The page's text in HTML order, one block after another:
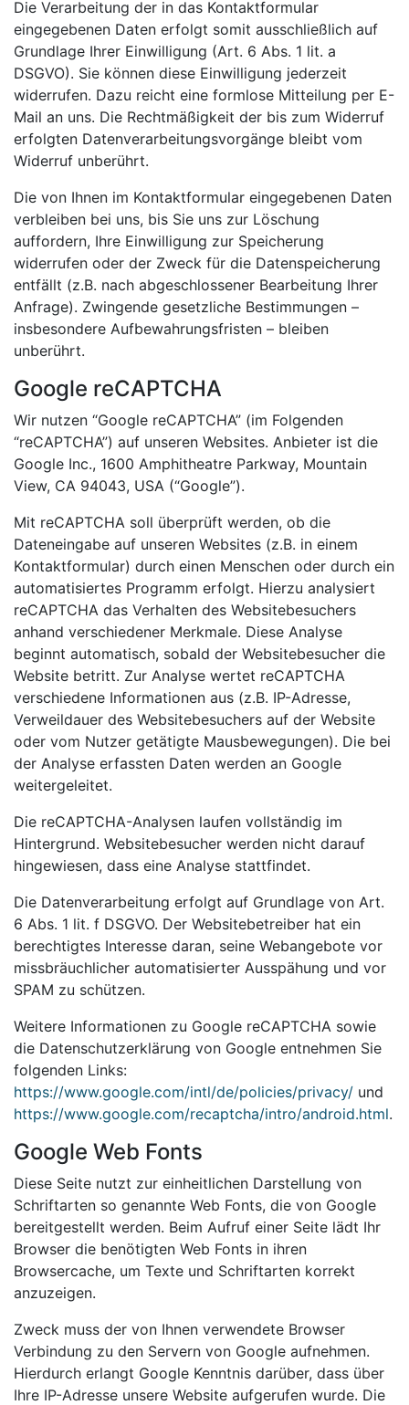
Die Verarbeitung der in das Kontaktformular
eingegebenen Daten erfolgt somit ausschließlich auf
Grundlage Ihrer Einwilligung (Art. 6 Abs. 1 lit. a
DSGVO). Sie können diese Einwilligung jederzeit
widerrufen. Dazu reicht eine formlose Mitteilung per E-
Mail an uns. Die Rechtmäßigkeit der bis zum Widerruf
erfolgten Datenverarbeitungsvorgänge bleibt vom
Widerruf unberührt.
Die von Ihnen im Kontaktformular eingegebenen Daten
verbleiben bei uns, bis Sie uns zur Löschung
auffordern, Ihre Einwilligung zur Speicherung
widerrufen oder der Zweck für die Datenspeicherung
entfällt (z.B. nach abgeschlossener Bearbeitung Ihrer
Anfrage). Zwingende gesetzliche Bestimmungen –
insbesondere Aufbewahrungsfristen – bleiben
unberührt.
Google reCAPTCHA
Wir nutzen “Google reCAPTCHA” (im Folgenden
“reCAPTCHA”) auf unseren Websites. Anbieter ist die
Google Inc., 1600 Amphitheatre Parkway, Mountain
View, CA 94043, USA (“Google”).
Mit reCAPTCHA soll überprüft werden, ob die
Dateneingabe auf unseren Websites (z.B. in einem
Kontaktformular) durch einen Menschen oder durch ein
automatisiertes Programm erfolgt. Hierzu analysiert
reCAPTCHA das Verhalten des Websitebesuchers
anhand verschiedener Merkmale. Diese Analyse
beginnt automatisch, sobald der Websitebesucher die
Website betritt. Zur Analyse wertet reCAPTCHA
verschiedene Informationen aus (z.B. IP-Adresse,
Verweildauer des Websitebesuchers auf der Website
oder vom Nutzer getätigte Mausbewegungen). Die bei
der Analyse erfassten Daten werden an Google
weitergeleitet.
Die reCAPTCHA-Analysen laufen vollständig im
Hintergrund. Websitebesucher werden nicht darauf
hingewiesen, dass eine Analyse stattfindet.
Die Datenverarbeitung erfolgt auf Grundlage von Art.
6 Abs. 1 lit. f DSGVO. Der Websitebetreiber hat ein
berechtigtes Interesse daran, seine Webangebote vor
missbräuchlicher automatisierter Ausspähung und vor
SPAM zu schützen.
Weitere Informationen zu Google reCAPTCHA sowie
die Datenschutzerklärung von Google entnehmen Sie
folgenden Links:
https://www.google.com/intl/de/policies/privacy/ und
https://www.google.com/recaptcha/intro/android.html.
Google Web Fonts
Diese Seite nutzt zur einheitlichen Darstellung von
Schriftarten so genannte Web Fonts, die von Google
bereitgestellt werden. Beim Aufruf einer Seite lädt Ihr
Browser die benötigten Web Fonts in ihren
Browsercache, um Texte und Schriftarten korrekt
anzuzeigen.
Zweck muss der von Ihnen verwendete Browser
Verbindung zu den Servern von Google aufnehmen.
Hierdurch erlangt Google Kenntnis darüber, dass über
Ihre IP-Adresse unsere Website aufgerufen wurde. Die